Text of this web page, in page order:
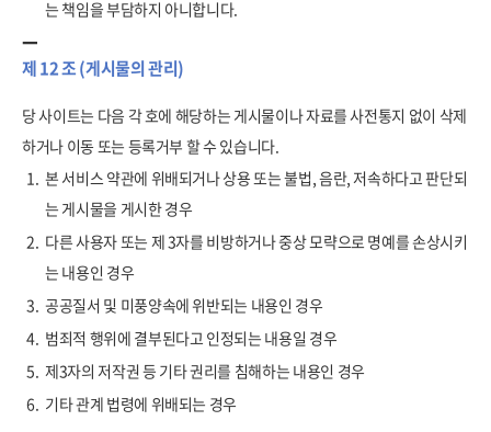
는 책임을 부담하지 아니합니다.
제 12 조 (게시물의 관리)
당 사이트는 다음 각 호에 해당하는 게시물이나 자료를 사전통지 없이 삭제
하거나 이동 또는 등록거부 할 수 있습니다.
1. 본 서비스 약관에 위배되거나 상용 또는 불법, 음란, 저속하다고 판단되
는 게시물을 게시한 경우
2. 다른 사용자 또는 제 3자를 비방하거나 중상 모략으로 명예를 손상시키
는 내용인 경우
3. 공공질서 및 미풍양속에 위반되는 내용인 경우
4. 범죄적 행위에 결부된다고 인정되는 내용일 경우
5. 제3자의 저작권 등 기타 권리를 침해하는 내용인 경우
6. 기타 관계 법령에 위배되는 경우